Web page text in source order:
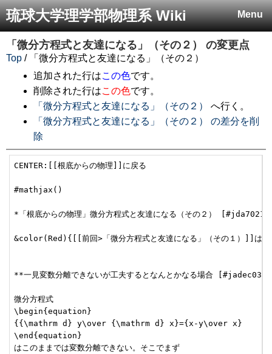
Menu
琉球大学理学部物理系 Wiki
「微分方程式と友達になる」（その２） の変更点
Top / 「微分方程式と友達になる」（その２）
追加された行はこの色です。
削除された行はこの色です。
「微分方程式と友達になる」（その２）
へ行く。
「微分方程式と友達になる」（その２） の差分を削
除
CENTER:[[根底からの物理]]に戻る
#mathjax()
*「根底からの物理」微分方程式と友達になる（その２）
&color(Red){[[前回>「微分方程式と友達になる」（その１）]]は変数
**一見変数分離できないが工夫するとなんとかなる場合 [#jadec032]
微分方程式
\begin{equation}
{{\mathrm d} y\over {\mathrm d} x}={x-y\over x}
\end{equation}
はこのままでは変数分離できない。そこでまず